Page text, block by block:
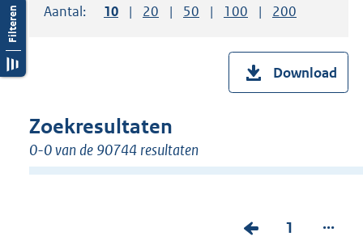
Aantal:
Toon
10 resultaten per pagina
Toon
20 resultaten per pagina
Toon
50 resultaten per pagina
Toon
100 resultaten per
Toon
200
Download
Zoekresultaten
0-0 van de 90744 resultaten
V
P
1 ...